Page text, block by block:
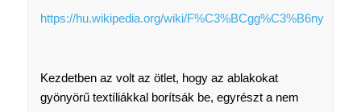
https://hu.wikipedia.org/wiki/F%C3%BCgg%C3%B6ny
Kezdetben az volt az ötlet, hogy az ablakokat
gyönyörű textíliákkal borítsák be, egyrészt a nem